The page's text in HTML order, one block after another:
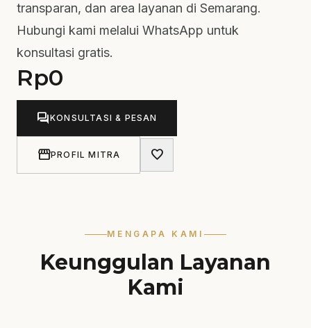
transparan, dan area layanan di Semarang.
Hubungi kami melalui WhatsApp untuk
konsultasi gratis.
Rp0
forumKONSULTASI & PESAN
storefrontPROFIL MITRA favorite
MENGAPA KAMI
Keunggulan Layanan
Kami